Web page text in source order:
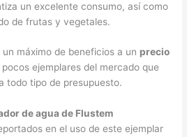
un excelente consumo, así como
de frutas y vegetales.
máximo de beneficios a un precio
pocos ejemplares del mercado que
todo tipo de presupuesto.
de agua de Flustem
en el uso de este ejemplar